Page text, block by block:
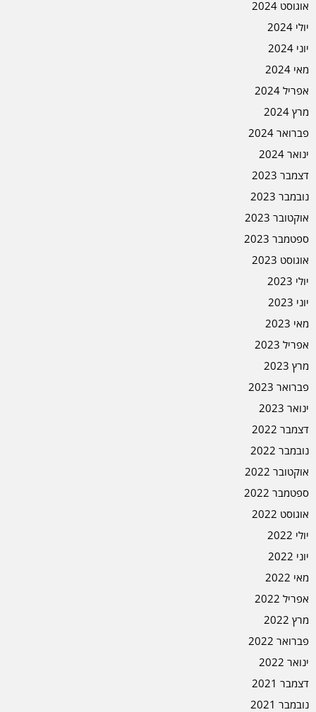
אוגוסט 2024
יולי 2024
יוני 2024
מאי 2024
אפריל 2024
מרץ 2024
פברואר 2024
ינואר 2024
דצמבר 2023
נובמבר 2023
אוקטובר 2023
ספטמבר 2023
אוגוסט 2023
יולי 2023
יוני 2023
מאי 2023
אפריל 2023
מרץ 2023
פברואר 2023
ינואר 2023
דצמבר 2022
נובמבר 2022
אוקטובר 2022
ספטמבר 2022
אוגוסט 2022
יולי 2022
יוני 2022
מאי 2022
אפריל 2022
מרץ 2022
פברואר 2022
ינואר 2022
דצמבר 2021
נובמבר 2021